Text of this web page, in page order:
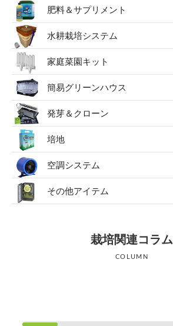
肥料＆サプリメント
水耕栽培システム
家庭菜園キット
簡易グリーンハウス
発芽＆クローン
培地
空調システム
その他アイテム
栽培関連コラム
COLUMN